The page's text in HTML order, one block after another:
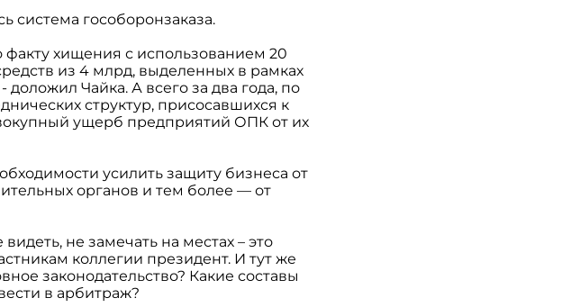
система гособоронзаказа.
факту хищения с использованием 20
из 4 млрд, выделенных в рамках
Чайка. А всего за два года, по
структур, присосавшихся к
ущерб предприятий ОПК от их
усилить защиту бизнеса от
органов и тем более — от
не замечать на местах – это
коллегии президент. И тут же
законодательство? Какие составы
в арбитраж?